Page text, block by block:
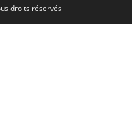
droits réservés